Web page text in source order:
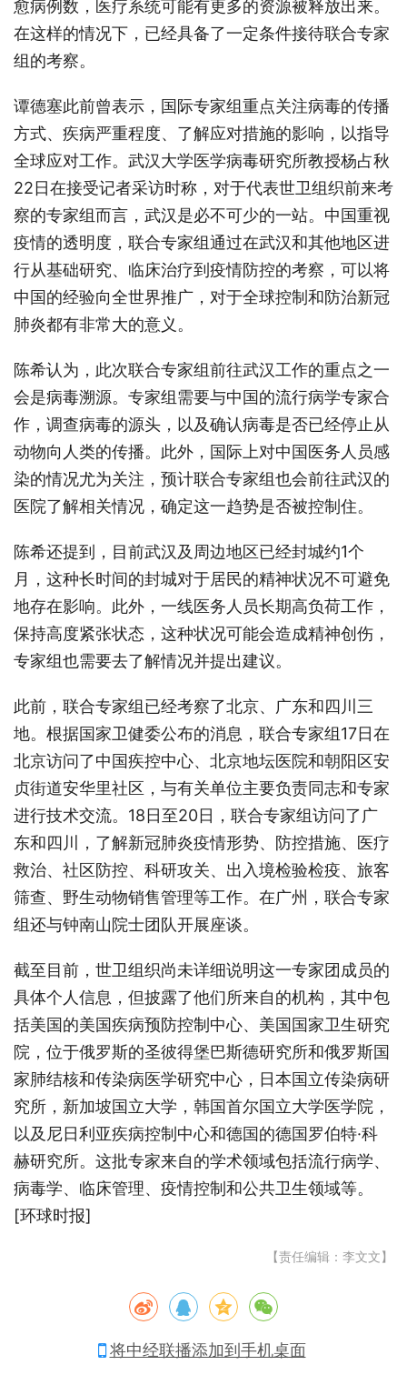
愈病例数，医疗系统可能有更多的资源被释放出来。
在这样的情况下，已经具备了一定条件接待联合专家
组的考察。
谭德塞此前曾表示，国际专家组重点关注病毒的传播
方式、疾病严重程度、了解应对措施的影响，以指导
全球应对工作。武汉大学医学病毒研究所教授杨占秋
22日在接受记者采访时称，对于代表世卫组织前来考
察的专家组而言，武汉是必不可少的一站。中国重视
疫情的透明度，联合专家组通过在武汉和其他地区进
行从基础研究、临床治疗到疫情防控的考察，可以将
中国的经验向全世界推广，对于全球控制和防治新冠
肺炎都有非常大的意义。
陈希认为，此次联合专家组前往武汉工作的重点之一
会是病毒溯源。专家组需要与中国的流行病学专家合
作，调查病毒的源头，以及确认病毒是否已经停止从
动物向人类的传播。此外，国际上对中国医务人员感
染的情况尤为关注，预计联合专家组也会前往武汉的
医院了解相关情况，确定这一趋势是否被控制住。
陈希还提到，目前武汉及周边地区已经封城约1个
月，这种长时间的封城对于居民的精神状况不可避免
地存在影响。此外，一线医务人员长期高负荷工作，
保持高度紧张状态，这种状况可能会造成精神创伤，
专家组也需要去了解情况并提出建议。
此前，联合专家组已经考察了北京、广东和四川三
地。根据国家卫健委公布的消息，联合专家组17日在
北京访问了中国疾控中心、北京地坛医院和朝阳区安
贞街道安华里社区，与有关单位主要负责同志和专家
进行技术交流。18日至20日，联合专家组访问了广
东和四川，了解新冠肺炎疫情形势、防控措施、医疗
救治、社区防控、科研攻关、出入境检验检疫、旅客
筛查、野生动物销售管理等工作。在广州，联合专家
组还与钟南山院士团队开展座谈。
截至目前，世卫组织尚未详细说明这一专家团成员的
具体个人信息，但披露了他们所来自的机构，其中包
括美国的美国疾病预防控制中心、美国国家卫生研究
院，位于俄罗斯的圣彼得堡巴斯德研究所和俄罗斯国
家肺结核和传染病医学研究中心，日本国立传染病研
究所，新加坡国立大学，韩国首尔国立大学医学院，
以及尼日利亚疾病控制中心和德国的德国罗伯特·科
赫研究所。这批专家来自的学术领域包括流行病学、
病毒学、临床管理、疫情控制和公共卫生领域等。
[环球时报]
【责任编辑：李文文】
将中经联播添加到手机桌面